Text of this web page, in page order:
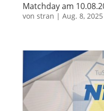
Matchday am
von stran | Aug. 8, 2025